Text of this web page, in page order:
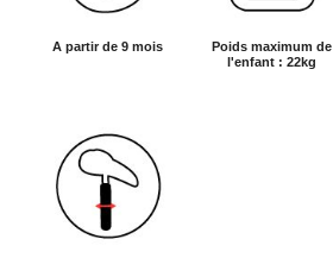
A partir de 9 mois
Poids maximum de
l'enfant : 22kg